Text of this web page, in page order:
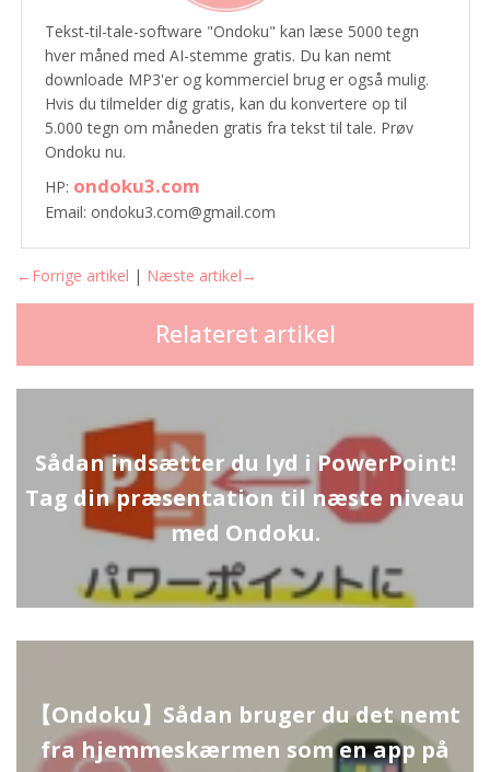
Tekst-til-tale-software "Ondoku" kan læse 5000 tegn
hver måned med AI-stemme gratis. Du kan nemt
downloade MP3'er og kommerciel brug er også mulig.
Hvis du tilmelder dig gratis, kan du konvertere op til
5.000 tegn om måneden gratis fra tekst til tale. Prøv
Ondoku nu.
HP: ondoku3.com
Email: ondoku3.com@gmail.com
←Forrige artikel | Næste artikel→
Relateret artikel
Sådan indsætter du lyd i PowerPoint!
Tag din præsentation til næste niveau
med Ondoku.
【Ondoku】Sådan bruger du det nemt
fra hjemmeskærmen som en app på